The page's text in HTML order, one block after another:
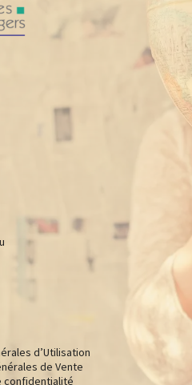
d’Utilisation
de Vente
confidentialité